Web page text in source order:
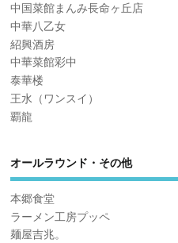
中国菜館まんみ長命ヶ丘店
中華八乙女
紹興酒房
中華菜館彩中
泰華楼
王水（ワンスイ）
覇龍
オールラウンド・その他
本郷食堂
ラーメン工房プッペ
麺屋吉兆。